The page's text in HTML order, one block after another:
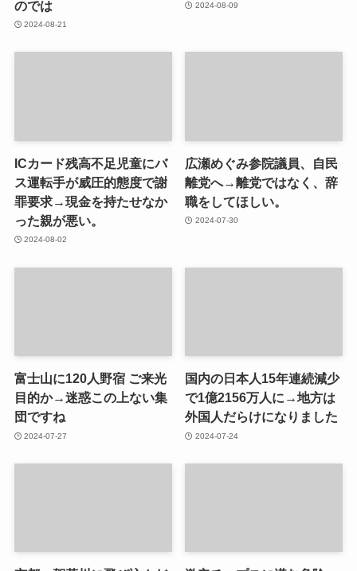
のでは
2024-08-21
2024-08-09
ICカード残高不足児童にバ
ス運転手が威圧的態度で謝
罪要求→現金を持たせなか
った親が悪い。
2024-08-02
広瀬めぐみ参院議員、自民
離党へ→離党ではなく、辞
職をしてほしい。
2024-07-30
富士山に120人野宿 ご来光
目的か→迷惑この上ない集
団ですね
2024-07-27
国内の日本人15年連続減少
で1億2156万人に→地方は
外国人だらけになりました
2024-07-24